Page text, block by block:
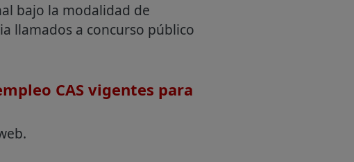
bajo la modalidad de
llamados a concurso público
CAS vigentes para